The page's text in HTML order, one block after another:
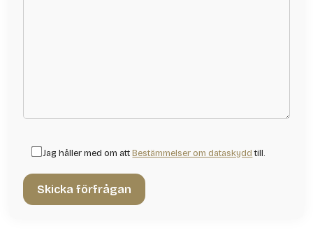
Jag håller med om attBestämmelser om dataskyddtill.